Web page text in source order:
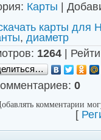
: Карты
карты для
, диаметр
: 1264
: 0
комментарии
[